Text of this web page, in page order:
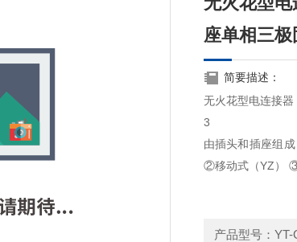
座单相三极
简要描述：
无火花型电连接
3
由插头和插座组
②移动式（YZ）
银，接触可靠接
产品型号：YT-